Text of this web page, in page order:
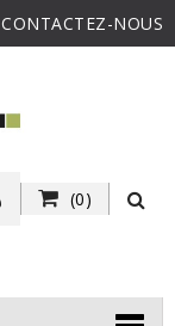
CONTACTEZ-NOUS
(0)